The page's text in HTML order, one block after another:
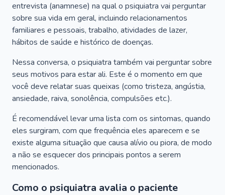
entrevista (anamnese) na qual o psiquiatra vai perguntar
sobre sua vida em geral, incluindo relacionamentos
familiares e pessoais, trabalho, atividades de lazer,
hábitos de saúde e histórico de doenças.
Nessa conversa, o psiquiatra também vai perguntar sobre
seus motivos para estar ali. Este é o momento em que
você deve relatar suas queixas (como tristeza, angústia,
ansiedade, raiva, sonolência, compulsões etc.).
É recomendável levar uma lista com os sintomas, quando
eles surgiram, com que frequência eles aparecem e se
existe alguma situação que causa alívio ou piora, de modo
a não se esquecer dos principais pontos a serem
mencionados.
Como o psiquiatra avalia o paciente